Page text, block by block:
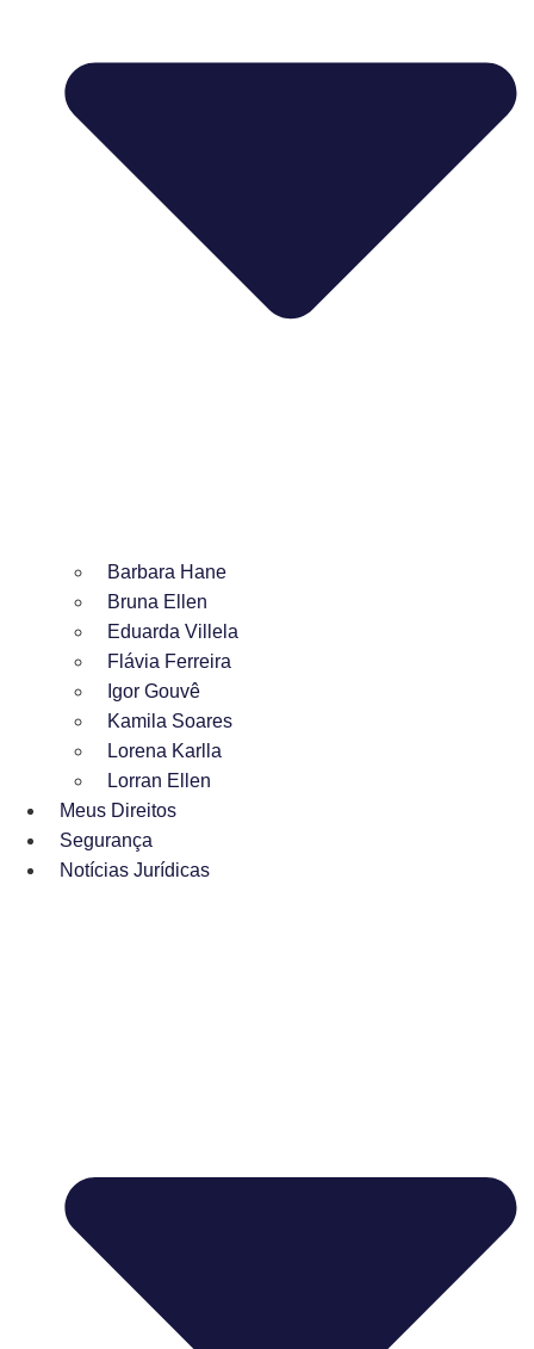
Barbara Hane
Bruna Ellen
Eduarda Villela
Flávia Ferreira
Igor Gouvê
Kamila Soares
Lorena Karlla
Lorran Ellen
Meus Direitos
Segurança
Notícias Jurídicas